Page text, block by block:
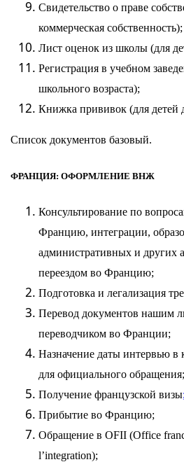
Свидетельство о праве
коммерческая собственность);
Лист оценок из школы (для
Регистрация в учебном
школьного возраста);
Книжка прививок (для детей
Список документов базовый.
ФРАНЦИЯ: ОФОРМЛЕНИЕ ВНЖ
Консультирование по
Францию, интеграции,
административных и других
переездом во Францию;
Подготовка и легализация
Перевод документов нашим
переводчиком во Франции;
Назначение даты интервью в
для официального обращения;
Получение французской визы;
Прибытие во Францию;
Обращение в OFII (Office
l’integration);